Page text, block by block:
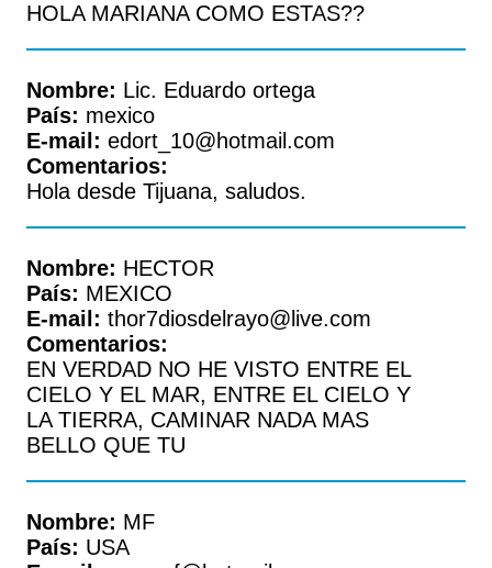
HOLA MARIANA COMO ESTAS??
Nombre: Lic. Eduardo ortega
País: mexico
E-mail: edort_10@hotmail.com
Comentarios:
Hola desde Tijuana, saludos.
Nombre: HECTOR
País: MEXICO
E-mail: thor7diosdelrayo@live.com
Comentarios:
EN VERDAD NO HE VISTO ENTRE EL
CIELO Y EL MAR, ENTRE EL CIELO Y
LA TIERRA, CAMINAR NADA MAS
BELLO QUE TU
Nombre: MF
País: USA